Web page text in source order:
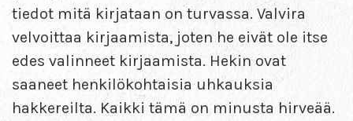
tiedot mitä kirjataan on turvassa. Valvira
velvoittaa kirjaamista, joten he eivät ole itse
edes valinneet kirjaamista. Hekin ovat
saaneet henkilökohtaisia uhkauksia
hakkereilta. Kaikki tämä on minusta hirveää.